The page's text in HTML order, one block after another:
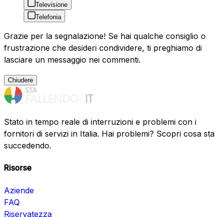
Televisione
Telefonia
Grazie per la segnalazione! Se hai qualche consiglio o
frustrazione che desideri condividere, ti preghiamo di
lasciare un messaggio nei commenti.
Chiudere
Stato in tempo reale di interruzioni e problemi con i
fornitori di servizi in Italia. Hai problemi? Scopri cosa sta
succedendo.
Risorse
Aziende
FAQ
Riservatezza